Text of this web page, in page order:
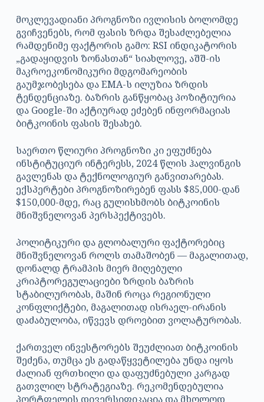
მოკლევადიანი პროგნოზი ივლისის ბოლომდე
გვიჩვენებს, რომ ფასის ზრდა შესაძლებელია
რამდენიმე ფაქტორის გამო: RSI ინდიკატორის
„გადაყიდვის ზონასთან“ სიახლოვე, აშშ-ის
მაკროეკონომიკური მდგომარეობის
გაუმჯობესება და EMA-ს ილუზია ზრდის
ტენდენციაზე. ბაზრის განწყობაც პოზიტიურია
და Google-ში აქტიურად ეძებენ ინფორმაციას
ბიტკოინის ფასის შესახებ.
საერთო წლიური პროგნოზი კი ეფუძნება
ინსტიტუციურ ინტერესს, 2024 წლის ჰალვინგის
გავლენას და ტექნოლოგიურ განვითარებას.
ექსპერტები პროგნოზირებენ ფასს $85,000-დან
$150,000-მდე, რაც გულისხმობს ბიტკოინის
მნიშვნელოვან პერსპექტივებს.
პოლიტიკური და გლობალური ფაქტორებიც
მნიშვნელოვან როლს თამაშობენ — მაგალითად,
დონალდ ტრამპის მიერ მიღებული
კრიპტორეგულაციები ზრდის ბაზრის
სტაბილურობას, მაშინ როცა რეგიონული
კონფლიქტები, მაგალითად ისრაელ-ირანის
დაძაბულობა, იწვევს დროებით ვოლატურობას.
ქართველ ინვესტორებს შეუძლიათ ბიტკოინის
შეძენა, თუმცა ეს გადაწყვეტილება უნდა იყოს
ძალიან ფრთხილი და დაფუძნებული კარგად
გათვლილ სტრატეგიაზე. რეკომენდებულია
პორტფელის დივერსიფიკაცია და მხოლოდ